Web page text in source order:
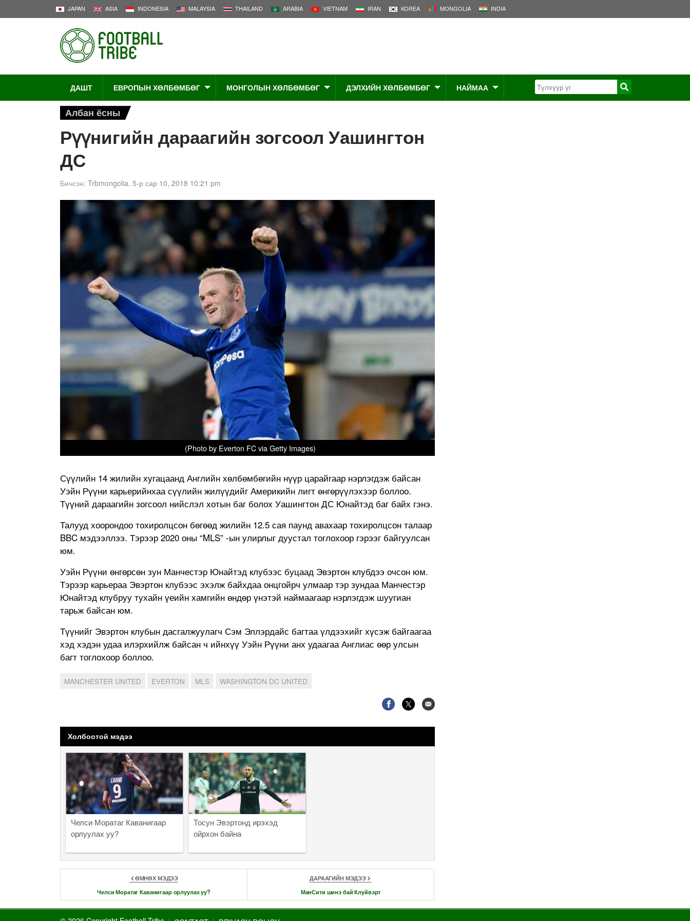
JAPAN ASIA INDONESIA MALAYSIA THAILAND ARABIA VIETNAM IRAN KOREA MONGOLIA INDIA
ДАШТ ЕВРОПЫН ХӨЛБӨМБӨГ МОНГОЛЫН ХӨЛБӨМБӨГ ДЭЛХИЙН ХӨЛБӨМБӨГ НАЙМАА
Албан ёсны
Рүүнигийн дараагийн зогсоол Уашингтон
ДС
Бичсэн: Trbmongolia, 5-р сар 10, 2018 10:21 pm
(Photo by Everton FC via Getty Images)
Сүүлийн 14 жилийн хугацаанд Английн хөлбөмбөгийн нүүр царайгаар нэрлэгдэж байсан
Уэйн Рүүни карьерийнхаа сүүлийн жилүүдийг Америкийн лигт өнгөрүүлэхээр боллоо.
Түүний дараагийн зогсоол нийслэл хотын баг болох Уашингтон ДС Юнайтэд баг байх гэнэ.
Талууд хоорондоо тохиролцсон бөгөөд жилийн 12.5 сая паунд авахаар тохиролцсон талаар
BBC мэдээллээ. Тэрээр 2020 оны “MLS” -ын улирлыг дуустал тоглохоор гэрээг байгуулсан
юм.
Уэйн Рүүни өнгөрсөн зун Манчестэр Юнайтэд клубээс буцаад Эвэртон клубдээ очсон юм.
Тэрээр карьераа Эвэртон клубээс эхэлж байхдаа онцгойрч улмаар тэр зундаа Манчестэр
Юнайтэд клубруу тухайн үеийн хамгийн өндөр үнэтэй наймаагаар нэрлэгдэж шуугиан
тарьж байсан юм.
Түүнийг Эвэртон клубын дасгалжуулагч Сэм Эллэрдайс багтаа үлдээхийг хүсэж байгаагаа
хэд хэдэн удаа илэрхийлж байсан ч ийнхүү Уэйн Рүүни анх удаагаа Англиас өөр улсын
багт тоглохоор боллоо.
MANCHESTER UNITED EVERTON MLS WASHINGTON DC UNITED
Холбоотой мэдээ
Челси Моратаг Каванигаар
орлуулах уу?
Тосун Эвэртонд ирэхэд
ойрхон байна
ӨМНӨХ МЭДЭЭ
Челси Моратаг Каванигаар орлуулах уу?
ДАРААГИЙН МЭДЭЭ
МанСити шинэ бай Клуйвэрт